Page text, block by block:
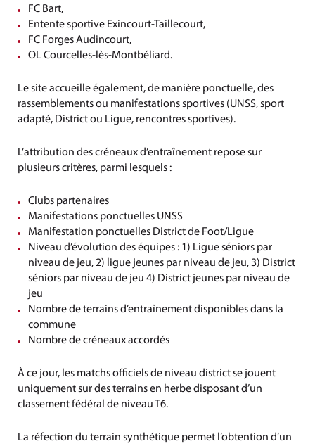
FC Bart,
Entente sportive Exincourt-Taillecourt,
FC Forges Audincourt,
OL Courcelles-lès-Montbéliard.
Le site accueille également, de manière ponctuelle, des
rassemblements ou manifestations sportives (UNSS, sport
adapté, District ou Ligue, rencontres sportives).
L’attribution des créneaux d’entraînement repose sur
plusieurs critères, parmi lesquels :
Clubs partenaires
Manifestations ponctuelles UNSS
Manifestation ponctuelles District de Foot/Ligue
Niveau d’évolution des équipes : 1) Ligue séniors par
niveau de jeu, 2) ligue jeunes par niveau de jeu, 3) District
séniors par niveau de jeu 4) District jeunes par niveau de
jeu
Nombre de terrains d’entraînement disponibles dans la
commune
Nombre de créneaux accordés
À ce jour, les matchs officiels de niveau district se jouent
uniquement sur des terrains en herbe disposant d’un
classement fédéral de niveau T6.
La réfection du terrain synthétique permet l’obtention d’un